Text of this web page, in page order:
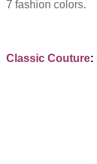
7 fashion colors.
Classic Couture: